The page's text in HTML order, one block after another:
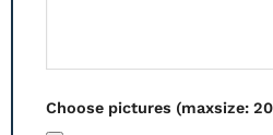
Choose pictures (maxsize: